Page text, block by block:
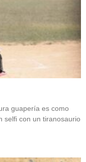
guapería es como
selfi con un tiranosaurio